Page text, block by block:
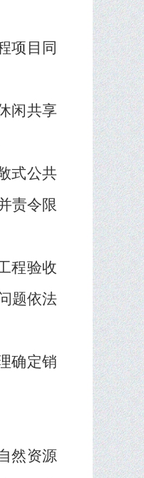
项目同
闲共享
式公共
责令限
程验收
题依法
确定销
然资源